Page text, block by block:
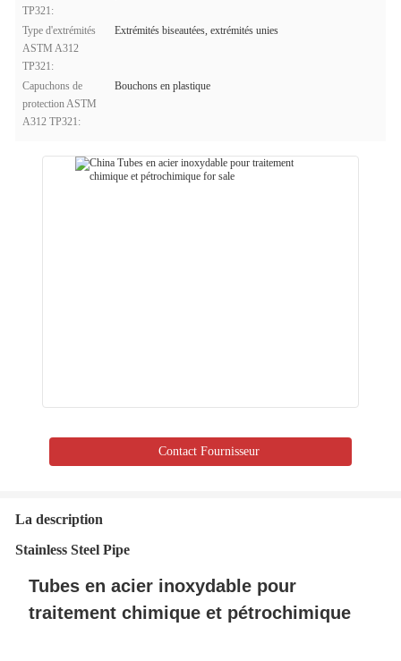
TP321:
Type d'extrémités
ASTM A312
TP321:
Extrémités biseautées, extrémités unies
Capuchons de
protection ASTM
A312 TP321:
Bouchons en plastique
Contact Fournisseur
La description
Stainless Steel Pipe
Tubes en acier inoxydable pour
traitement chimique et pétrochimique